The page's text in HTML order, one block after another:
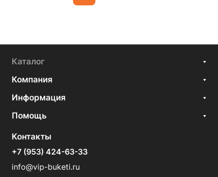
Каталог
Компания
Информация
Помощь
Контакты
+7 (953) 424-63-33
info@vip-buketi.ru